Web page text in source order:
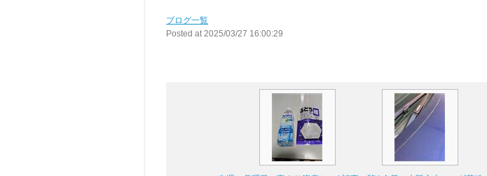
ブログ一覧
Posted at 2025/03/27 16:00:29